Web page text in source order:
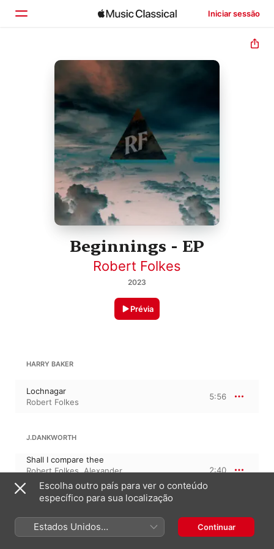
Iniciar sessão
Início
Explorar
Buscar
Beginnings - EP
Robert Folkes
2023
Prévia
HARRY BAKER
Lochnagar
Robert Folkes
5:56
J.DANKWORTH
Shall I compare thee
Robert Folkes,Alexander
Maynard
2:40
Someone to Watch
Escolha outro país para ver o conteúdo
específico para sua localização
Estados Unidos
(Português Brasil)
Continuar